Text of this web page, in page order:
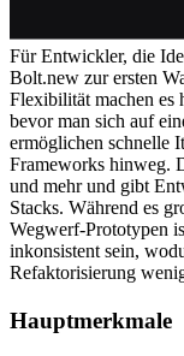
Für Entwickler, die
Bolt.new zur ersten
Flexibilität machen es
bevor man sich auf
ermöglichen schnelle
Frameworks hinweg.
und mehr und gibt
Stacks. Während es
Wegwerf-Prototypen
inkonsistent sein,
Refaktorisierung
Hauptmerkmale